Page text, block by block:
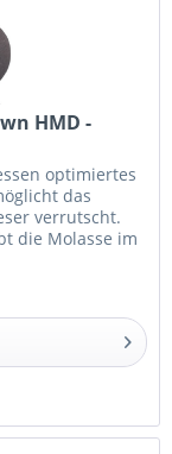
HMD -
optimiertes
das
verrutscht.
die Molasse im